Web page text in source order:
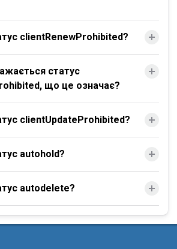
clientRenewProhibited?
статус
що це означає?
clientUpdateProhibited?
autohold?
autodelete?